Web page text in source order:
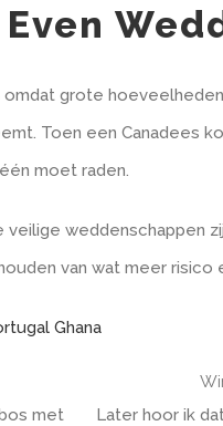
Even
grote
Toen een Canadees
moet raden.
weddenschappen
van wat meer
Ghana
met
Later hoor ik